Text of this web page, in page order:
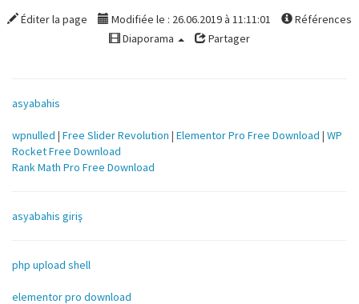
Éditer la page Modifiée le : 26.06.2019 à 11:11:01
Références
Diaporama
Partager
asyabahis
wpnulled | Free Slider Revolution | Elementor Pro Free Download | WP
Rocket Free Download
Rank Math Pro Free Download
asyabahis giriş
php upload shell
elementor pro download